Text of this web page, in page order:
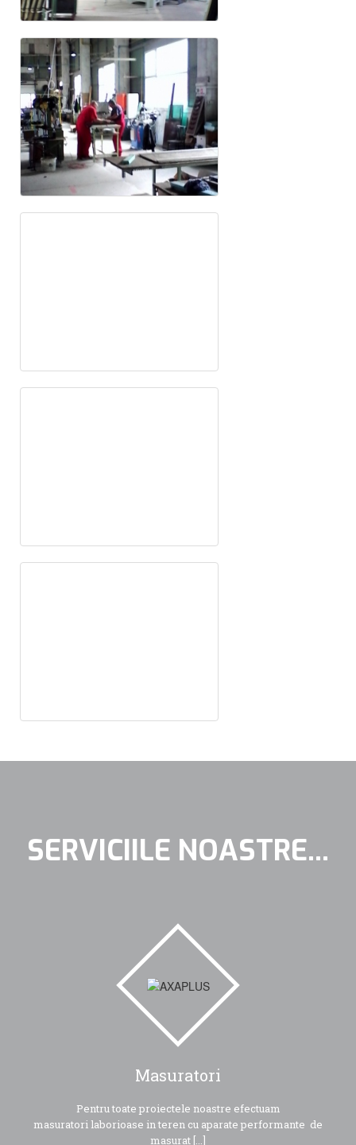
SERVICIILE NOASTRE...
Masuratori
Pentru toate proiectele noastre efectuam
masuratori laborioase in teren cu aparate performante de
masurat [...]